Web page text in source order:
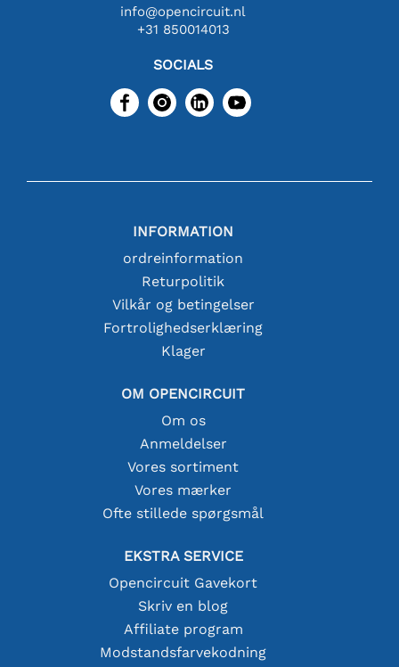
info@opencircuit.nl
+31 850014013
SOCIALS
INFORMATION
ordreinformation
Returpolitik
Vilkår og betingelser
Fortrolighedserklæring
Klager
OM OPENCIRCUIT
Om os
Anmeldelser
Vores sortiment
Vores mærker
Ofte stillede spørgsmål
EKSTRA SERVICE
Opencircuit Gavekort
Skriv en blog
Affiliate program
Modstandsfarvekodning